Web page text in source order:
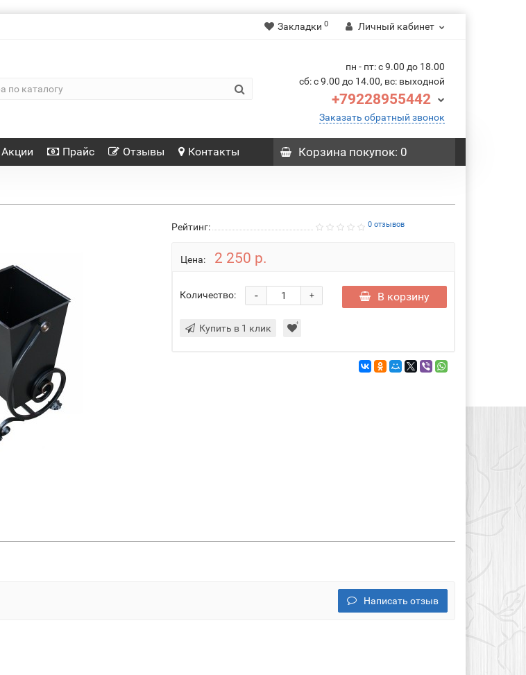
Закладки 0 Личный кабинет
пн - пт: с 9.00 до 18.00
сб: с 9.00 до 14.00, вс: выходной
+79228955442
Заказать обратный звонок
Акции Прайс Отзывы Контакты Корзинапокупок: 0
Рейтинг: 0 отзывов
Цена: 2 250 р.
Количество: +
- В корзину
Купить в 1 клик
Написать отзыв